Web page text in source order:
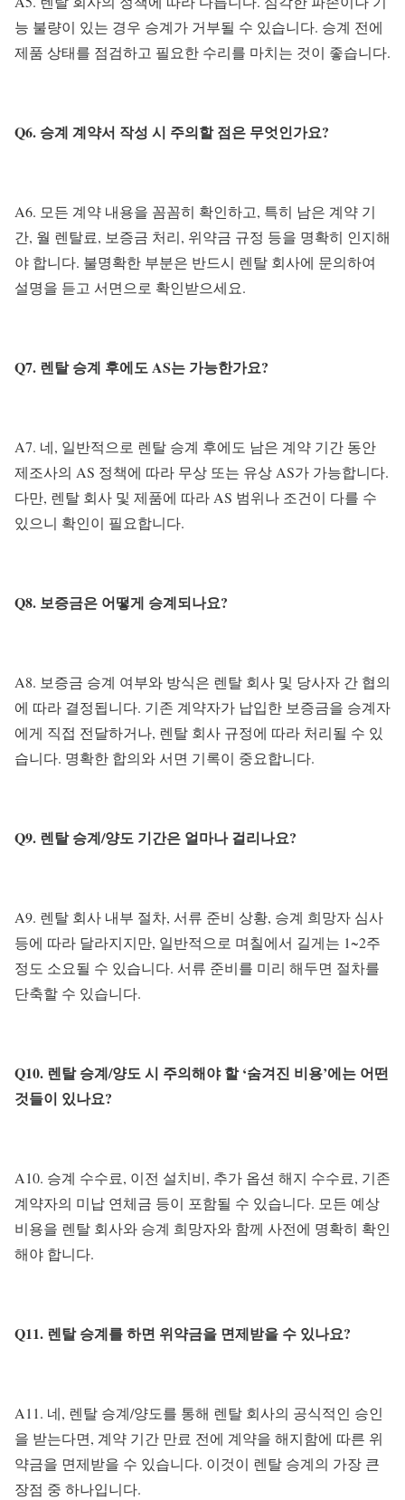
능 불량이 있는 경우 승계가 거부될 수 있습니다. 승계 전에
제품 상태를 점검하고 필요한 수리를 마치는 것이 좋습니다.
Q6. 승계 계약서 작성 시 주의할 점은 무엇인가요?
A6. 모든 계약 내용을 꼼꼼히 확인하고, 특히 남은 계약 기
간, 월 렌탈료, 보증금 처리, 위약금 규정 등을 명확히 인지해
야 합니다. 불명확한 부분은 반드시 렌탈 회사에 문의하여
설명을 듣고 서면으로 확인받으세요.
Q7. 렌탈 승계 후에도 AS는 가능한가요?
A7. 네, 일반적으로 렌탈 승계 후에도 남은 계약 기간 동안
제조사의 AS 정책에 따라 무상 또는 유상 AS가 가능합니다.
다만, 렌탈 회사 및 제품에 따라 AS 범위나 조건이 다를 수
있으니 확인이 필요합니다.
Q8. 보증금은 어떻게 승계되나요?
A8. 보증금 승계 여부와 방식은 렌탈 회사 및 당사자 간 협의
에 따라 결정됩니다. 기존 계약자가 납입한 보증금을 승계자
에게 직접 전달하거나, 렌탈 회사 규정에 따라 처리될 수 있
습니다. 명확한 합의와 서면 기록이 중요합니다.
Q9. 렌탈 승계/양도 기간은 얼마나 걸리나요?
A9. 렌탈 회사 내부 절차, 서류 준비 상황, 승계 희망자 심사
등에 따라 달라지지만, 일반적으로 며칠에서 길게는 1~2주
정도 소요될 수 있습니다. 서류 준비를 미리 해두면 절차를
단축할 수 있습니다.
Q10. 렌탈 승계/양도 시 주의해야 할 ‘숨겨진 비용’에는 어떤
것들이 있나요?
A10. 승계 수수료, 이전 설치비, 추가 옵션 해지 수수료, 기존
계약자의 미납 연체금 등이 포함될 수 있습니다. 모든 예상
비용을 렌탈 회사와 승계 희망자와 함께 사전에 명확히 확인
해야 합니다.
Q11. 렌탈 승계를 하면 위약금을 면제받을 수 있나요?
A11. 네, 렌탈 승계/양도를 통해 렌탈 회사의 공식적인 승인
을 받는다면, 계약 기간 만료 전에 계약을 해지함에 따른 위
약금을 면제받을 수 있습니다. 이것이 렌탈 승계의 가장 큰
장점 중 하나입니다.